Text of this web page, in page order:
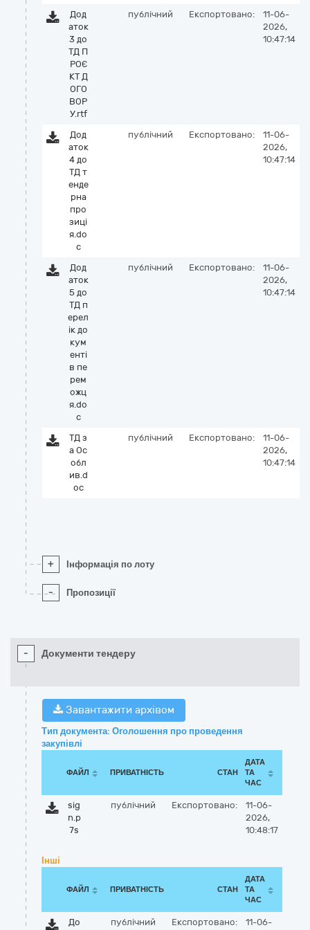
Дод
аток
3 до
ТД П
РОЄ
КТ Д
ОГО
ВОР
У.rtf
публічний Експортовано:
11-06-
2026,
10:47:14
Дод
аток
4 до
ТД т
енде
рна
про
зиці
я.do
c
публічний Експортовано:
11-06-
2026,
10:47:14
Дод
аток
5 до
ТД п
ерел
ік до
кум
енті
в пе
рем
ожц
я.do
c
публічний Експортовано:
11-06-
2026,
10:47:14
ТД з
а Ос
обл
ив.d
oc
публічний Експортовано:
11-06-
2026,
10:47:14
+ Інформація по лоту
- Пропозиції
- Документи тендеру
Завантажити архівом
Тип документа: Оголошення про проведення
закупівлі
ФАЙЛ ПРИВАТНІСТЬ СТАН
ДАТА
ТА
ЧАС
sig
n.p
7s
публічний Експортовано:
11-06-
2026,
10:48:17
Інші
ФАЙЛ ПРИВАТНІСТЬ СТАН
ДАТА
ТА
ЧАС
До
публічний Експортовано:
11-06-